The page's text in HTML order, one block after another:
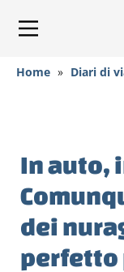
Home » Diari di
In auto,
dei
perfetto